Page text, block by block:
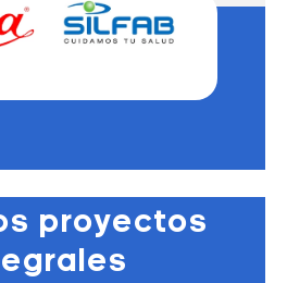
proyectos